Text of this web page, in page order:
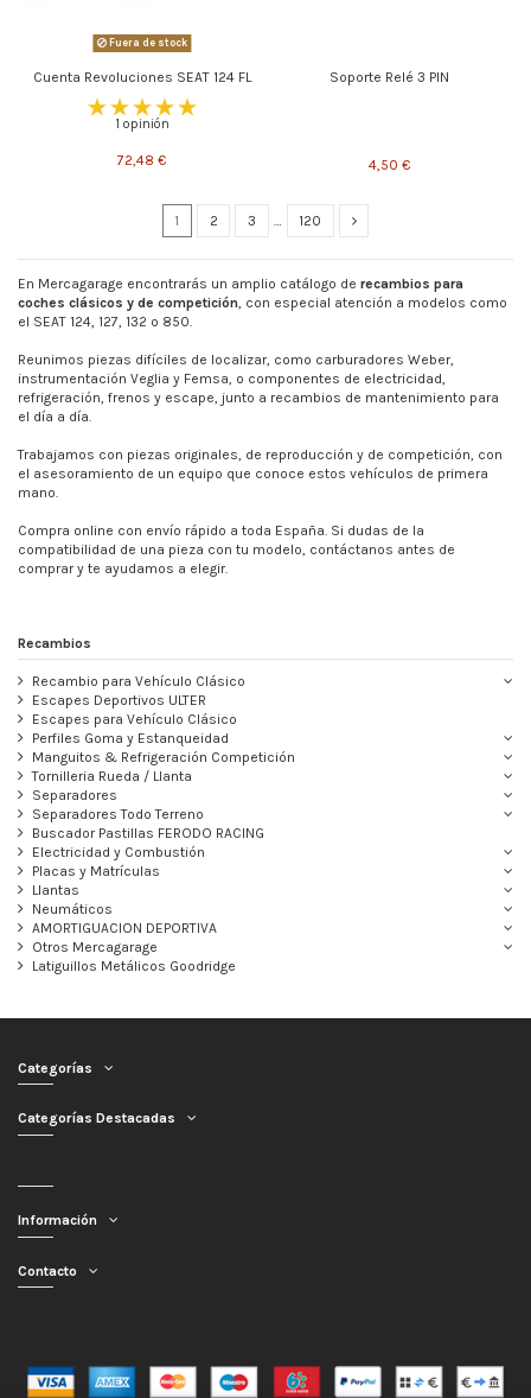
Fuera de stock
Cuenta Revoluciones SEAT 124 FL
1 opinión
72,48 €
Soporte Relé 3 PIN
4,50 €
1 2 3 … 120
En Mercagarage encontrarás un amplio catálogo de recambios para
coches clásicos y de competición, con especial atención a modelos como
el SEAT 124, 127, 132 o 850.
Reunimos piezas difíciles de localizar, como carburadores Weber,
instrumentación Veglia y Femsa, o componentes de electricidad,
refrigeración, frenos y escape, junto a recambios de mantenimiento para
el día a día.
Trabajamos con piezas originales, de reproducción y de competición, con
el asesoramiento de un equipo que conoce estos vehículos de primera
mano.
Compra online con envío rápido a toda España. Si dudas de la
compatibilidad de una pieza con tu modelo, contáctanos antes de
comprar y te ayudamos a elegir.
Recambios
Recambio para Vehículo Clásico
Escapes Deportivos ULTER
Escapes para Vehículo Clásico
Perfiles Goma y Estanqueidad
Manguitos & Refrigeración Competición
Tornilleria Rueda / Llanta
Separadores
Separadores Todo Terreno
Buscador Pastillas FERODO RACING
Electricidad y Combustión
Placas y Matrículas
Llantas
Neumáticos
AMORTIGUACION DEPORTIVA
Otros Mercagarage
Latiguillos Metálicos Goodridge
Categorías
Categorías Destacadas
Información
Contacto